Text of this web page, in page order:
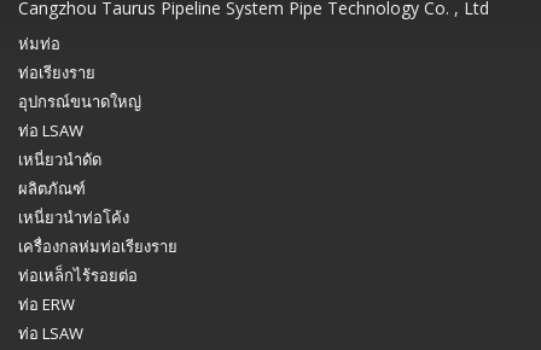
Cangzhou Taurus Pipeline System Pipe Technology Co. , Ltd
ห่มท่อ
ท่อเรียงราย
อุปกรณ์ขนาดใหญ่
ท่อ LSAW
เหนี่ยวนำดัด
ผลิตภัณฑ์
เหนี่ยวนำท่อโค้ง
เครื่องกลห่มท่อเรียงราย
ท่อเหล็กไร้รอยต่อ
ท่อ ERW
ท่อ LSAW